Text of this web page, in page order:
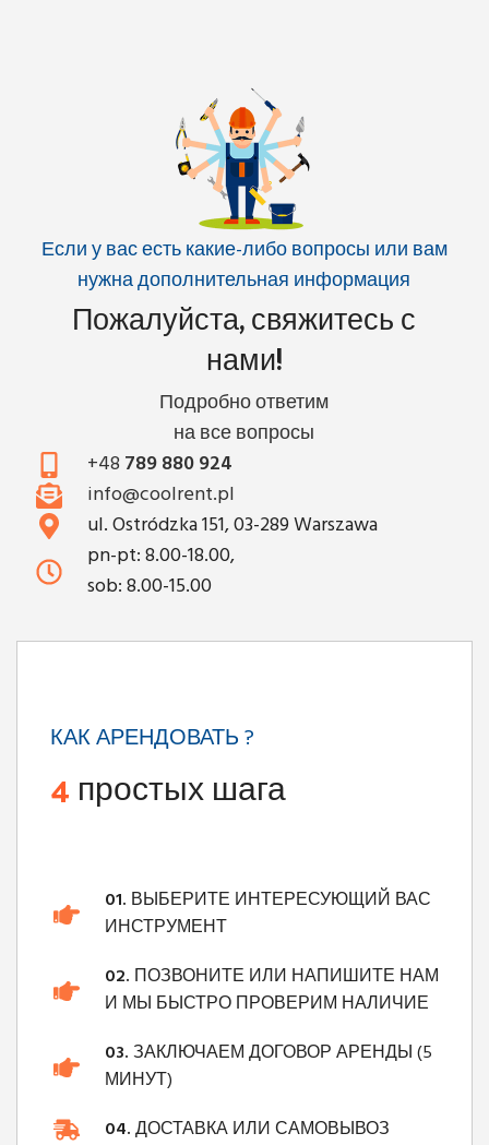
Если у вас есть какие-либо вопросы или вам
нужна дополнительная информация
Пожалуйста, свяжитесь с
нами!
Подробно ответим
на все вопросы
+48 789 880 924
info@coolrent.pl
ul. Ostródzka 151, 03-289 Warszawa
pn-pt: 8.00-18.00,
sob: 8.00-15.00
КАК АРЕНДОВАТЬ ?
4простых шага
01. ВЫБЕРИТЕ ИНТЕРЕСУЮЩИЙ ВАС
ИНСТРУМЕНТ
02. ПОЗВОНИТЕ ИЛИ НАПИШИТЕ НАМ
И МЫ БЫСТРО ПРОВЕРИМ НАЛИЧИЕ
03.ЗАКЛЮЧАЕМ ДОГОВОР АРЕНДЫ (5
МИНУТ)
04.ДОСТАВКА ИЛИ САМОВЫВОЗ